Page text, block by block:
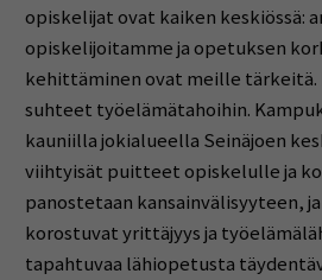
opiskelijat ovat kaiken keskiössä:
opiskelijoitamme ja opetuksen
kehittäminen ovat meille tärkeitä.
suhteet työelämätahoihin.
kauniilla jokialueella Seinäjoen
viihtyisät puitteet opiskelulle ja
panostetaan kansainvälisyyteen,
korostuvat yrittäjyys ja
tapahtuvaa lähiopetusta